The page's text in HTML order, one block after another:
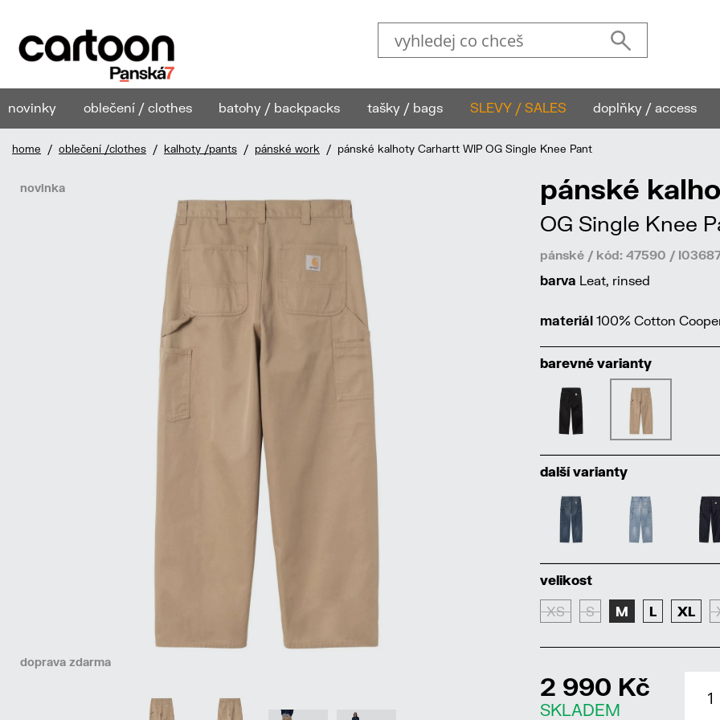
novinky oblečení / clothes batohy / backpacks tašky / bags SLEVY / SALES doplňky / access
home / oblečení /clothes / kalhoty /pants / pánské work / pánské kalhoty Carhartt WIP OG Single Knee Pant
doprava zdarma
novinka pánské
OG Single Knee
pánské / kód: 47590 /
barva Leat, rinsed
materiál 100% Cotton
barevné varianty
další varianty
velikost
XS S M L XL
2 990 Kč
SKLADEM